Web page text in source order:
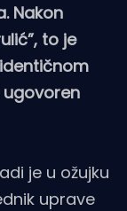
Nakon
to je
ugovoren
je u ožujku
uprave